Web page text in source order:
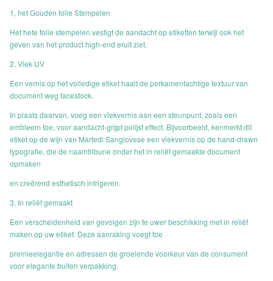
1, het Gouden folie Stempelen
Het hete folie stempelen vestigt de aandacht op etiketten terwijl ook het
geven van het product high-end eruit ziet.
2, Vlek UV
Een vernis op het volledige etiket haalt de perkamentachtige textuur van
document weg facestock.
In plaats daarvan, voeg een vlekvernis aan een steunpunt, zoals een
embleem toe, voor aandacht-grijpt polijst effect. Bijvoorbeeld, kenmerkt dit
etiket op de wijn van Martedi Sangiovese een vlekvernis op de hand-drawn
typografie, die de naamtribune onder het in reliëf gemaakte document
opmaken
en creërend esthetisch intrigeren.
3, In reliëf gemaakt
Een verscheidenheid van gevolgen zijn te uwer beschikking met in reliëf
maken op uw etiket. Deze aanraking voegt toe
premieelegantie en adressen de groeiende voorkeur van de consument
voor elegante buiten verpakking.